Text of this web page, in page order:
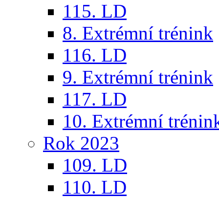
115. LD
8. Extrémní trénink
116. LD
9. Extrémní trénink
117. LD
10. Extrémní
Rok 2023
109. LD
110. LD